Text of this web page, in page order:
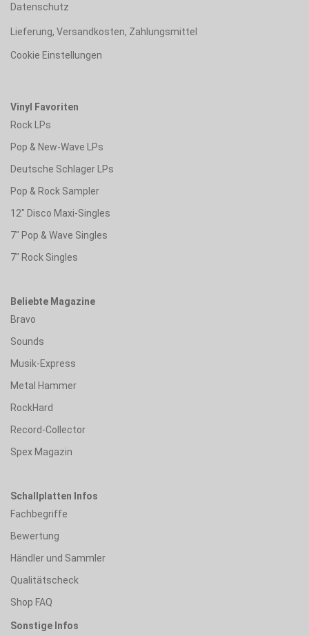
Datenschutz
Lieferung, Versandkosten, Zahlungsmittel
Cookie Einstellungen
Vinyl Favoriten
Rock LPs
Pop & New-Wave LPs
Deutsche Schlager LPs
Pop & Rock Sampler
12" Disco Maxi-Singles
7" Pop & Wave Singles
7" Rock Singles
Beliebte Magazine
Bravo
Sounds
Musik-Express
Metal Hammer
RockHard
Record-Collector
Spex Magazin
Schallplatten Infos
Fachbegriffe
Bewertung
Händler und Sammler
Qualitätscheck
Shop FAQ
Sonstige Infos